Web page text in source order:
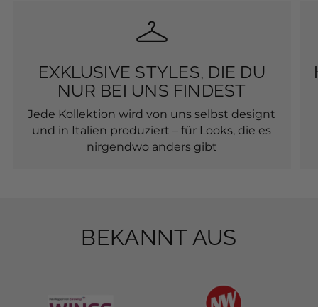
EXKLUSIVE STYLES, DIE DU
NUR BEI UNS FINDEST
Jede Kollektion wird von uns selbst designt
und in Italien produziert – für Looks, die es
nirgendwo anders gibt
BEKANNT AUS